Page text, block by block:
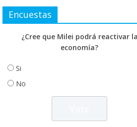
Encuestas
¿Cree que Milei podrá reactivar la
economía?
Si
No